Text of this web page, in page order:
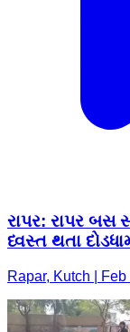
રાપર: રાપર બસ
ધ્વસ્ત થતા
Rapar, Kutch |